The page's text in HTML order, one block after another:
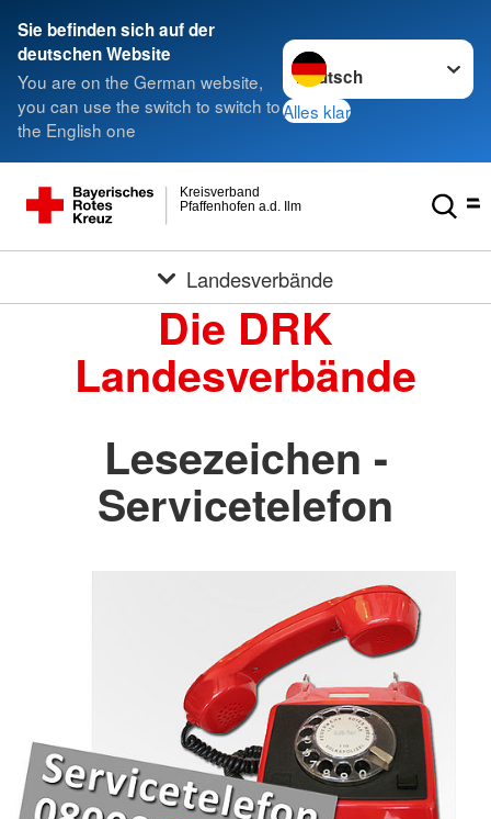
Sie befinden sich auf der
deutschen Website
You are on the German website,
you can use the switch to switch to
the English one
Sprache wechseln zu
Alles klar
Pfaffenhofen a.d. Ilm
Kreisverband
Landesverbände
Die DRK
Landesverbände
Lesezeichen -
Servicetelefon